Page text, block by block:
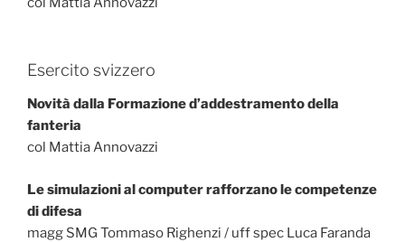
Esercito svizzero
Novità dalla Formazione d’addestramento della
fanteria
col Mattia Annovazzi
Le simulazioni al computer rafforzano le competenze
di difesa
magg SMG Tommaso Righenzi / uff spec Luca Faranda